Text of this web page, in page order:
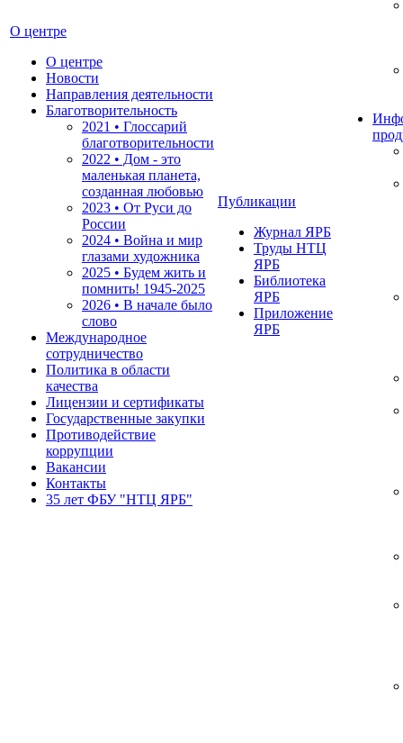
О центре
О центре
Новости
Направления деятельности
Благотворительность
2021 • Глоссарий
благотворительности
2022 • Дом - это
маленькая планета,
созданная любовью
2023 • От Руси до
России
2024 • Война и мир
глазами художника
2025 • Будем жить и
помнить! 1945-2025
2026 • В начале было
слово
Международное
сотрудничество
Политика в области
качества
Лицензии и сертификаты
Государственные закупки
Противодействие
коррупции
Вакансии
Контакты
35 лет ФБУ "НТЦ ЯРБ"
Публикации
Журнал ЯРБ
Труды НТЦ
ЯРБ
Библиотека
ЯРБ
Приложение
ЯРБ